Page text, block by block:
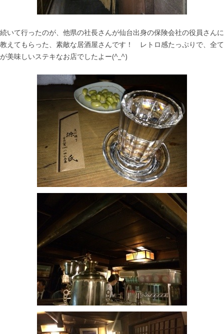
続いて行ったのが、他県の社長さんが仙台出身の保険会社の役員さんに
教えてもらった、素敵な居酒屋さんです！ レトロ感たっぷりで、全て
が美味しいステキなお店でしたよー(^_^)